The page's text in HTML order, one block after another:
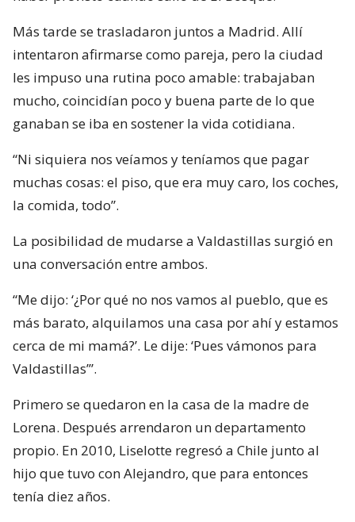
Más tarde se trasladaron juntos a Madrid. Allí
intentaron afirmarse como pareja, pero la ciudad
les impuso una rutina poco amable: trabajaban
mucho, coincidían poco y buena parte de lo que
ganaban se iba en sostener la vida cotidiana.
“Ni siquiera nos veíamos y teníamos que pagar
muchas cosas: el piso, que era muy caro, los coches,
la comida, todo”.
La posibilidad de mudarse a Valdastillas surgió en
una conversación entre ambos.
“Me dijo: ‘¿Por qué no nos vamos al pueblo, que es
más barato, alquilamos una casa por ahí y estamos
cerca de mi mamá?’. Le dije: ‘Pues vámonos para
Valdastillas’”.
Primero se quedaron en la casa de la madre de
Lorena. Después arrendaron un departamento
propio. En 2010, Liselotte regresó a Chile junto al
hijo que tuvo con Alejandro, que para entonces
tenía diez años.